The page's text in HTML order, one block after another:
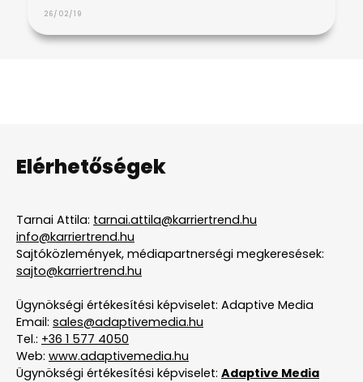
26/02/19
Elérhetőségek
Tarnai Attila: tarnai.attila@karriertrend.hu
info@karriertrend.hu
Sajtóközlemények, médiapartnerségi megkeresések:
sajto@karriertrend.hu
Ügynökségi értékesítési képviselet: Adaptive Media
Email: sales@adaptivemedia.hu
Tel.: +36 1 577 4050
Web: www.adaptivemedia.hu
Ügynökségi értékesítési képviselet: Adaptive Media